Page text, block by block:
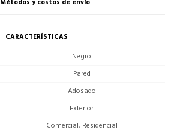
Métodos y costos de envío
CARACTERÍSTICAS
Negro
Pared
Adosado
Exterior
Comercial, Residencial